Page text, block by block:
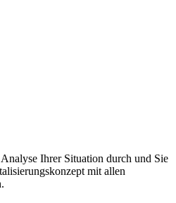
Ihrer Situation durch und Sie
mit allen